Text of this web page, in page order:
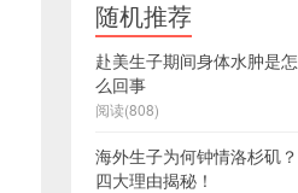
随机推荐
赴美生子期间身体水肿是怎
么回事
阅读(808)
海外生子为何钟情洛杉矶？
四大理由揭秘！